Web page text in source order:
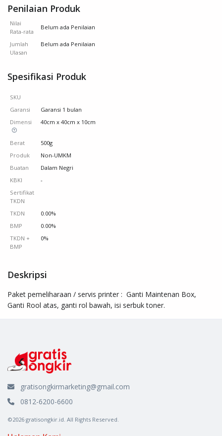
Penilaian Produk
Nilai
Rata-rata
Belum ada Penilaian
Jumlah
Ulasan
Belum ada Penilaian
Spesifikasi Produk
SKU
Garansi
Garansi 1 bulan
Dimensi
40cm x 40cm x 10cm
Berat
500g
Produk
Non-UMKM
Buatan
Dalam Negri
KBKI
-
Sertifikat
TKDN
TKDN
0.00%
BMP
0.00%
TKDN +
BMP
0%
Deskripsi
Paket pemeliharaan / servis printer :  Ganti Maintenan Box,
Ganti Rool atas, ganti rol bawah, isi serbuk toner.
gratisongkirmarketing@gmail.com
0812-6200-6600
©2026 gratisongkir.id. All Rights Reserved.